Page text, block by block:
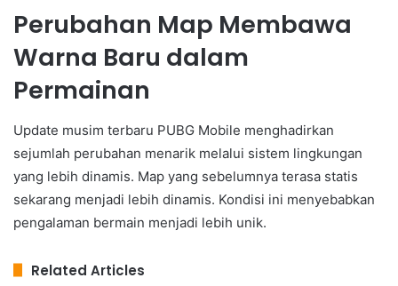
Perubahan Map Membawa
Warna Baru dalam
Permainan
Update musim terbaru PUBG Mobile menghadirkan
sejumlah perubahan menarik melalui sistem lingkungan
yang lebih dinamis. Map yang sebelumnya terasa statis
sekarang menjadi lebih dinamis. Kondisi ini menyebabkan
pengalaman bermain menjadi lebih unik.
Related Articles